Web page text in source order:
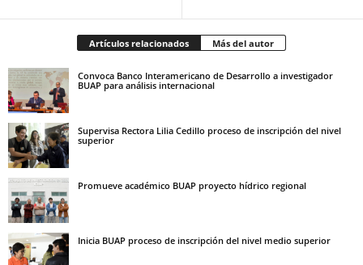
Artículos relacionados Más del autor
Convoca Banco Interamericano de Desarrollo a investigador
BUAP para análisis internacional
Supervisa Rectora Lilia Cedillo proceso de inscripción del nivel
superior
Promueve académico BUAP proyecto hídrico regional
Inicia BUAP proceso de inscripción del nivel medio superior